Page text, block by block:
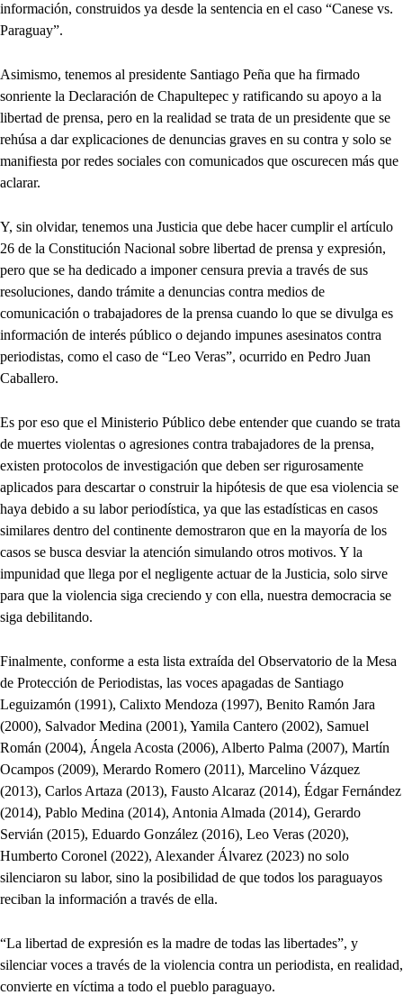
información, construidos ya desde la sentencia en el caso “Canese vs.
Paraguay”.
Asimismo, tenemos al presidente Santiago Peña que ha firmado
sonriente la Declaración de Chapultepec y ratificando su apoyo a la
libertad de prensa, pero en la realidad se trata de un presidente que se
rehúsa a dar explicaciones de denuncias graves en su contra y solo se
manifiesta por redes sociales con comunicados que oscurecen más que
aclarar.
Y, sin olvidar, tenemos una Justicia que debe hacer cumplir el artículo
26 de la Constitución Nacional sobre libertad de prensa y expresión,
pero que se ha dedicado a imponer censura previa a través de sus
resoluciones, dando trámite a denuncias contra medios de
comunicación o trabajadores de la prensa cuando lo que se divulga es
información de interés público o dejando impunes asesinatos contra
periodistas, como el caso de “Leo Veras”, ocurrido en Pedro Juan
Caballero.
Es por eso que el Ministerio Público debe entender que cuando se trata
de muertes violentas o agresiones contra trabajadores de la prensa,
existen protocolos de investigación que deben ser rigurosamente
aplicados para descartar o construir la hipótesis de que esa violencia se
haya debido a su labor periodística, ya que las estadísticas en casos
similares dentro del continente demostraron que en la mayoría de los
casos se busca desviar la atención simulando otros motivos. Y la
impunidad que llega por el negligente actuar de la Justicia, solo sirve
para que la violencia siga creciendo y con ella, nuestra democracia se
siga debilitando.
Finalmente, conforme a esta lista extraída del Observatorio de la Mesa
de Protección de Periodistas, las voces apagadas de Santiago
Leguizamón (1991), Calixto Mendoza (1997), Benito Ramón Jara
(2000), Salvador Medina (2001), Yamila Cantero (2002), Samuel
Román (2004), Ángela Acosta (2006), Alberto Palma (2007), Martín
Ocampos (2009), Merardo Romero (2011), Marcelino Vázquez
(2013), Carlos Artaza (2013), Fausto Alcaraz (2014), Édgar Fernández
(2014), Pablo Medina (2014), Antonia Almada (2014), Gerardo
Servián (2015), Eduardo González (2016), Leo Veras (2020),
Humberto Coronel (2022), Alexander Álvarez (2023) no solo
silenciaron su labor, sino la posibilidad de que todos los paraguayos
reciban la información a través de ella.
“La libertad de expresión es la madre de todas las libertades”, y
silenciar voces a través de la violencia contra un periodista, en realidad,
convierte en víctima a todo el pueblo paraguayo.